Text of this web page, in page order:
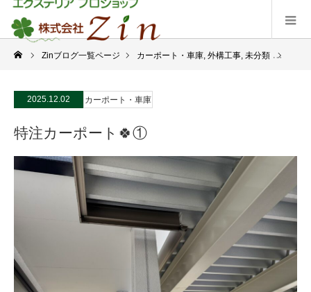
Zinブログ一覧ページ カーポート・車庫, 外構工事, 未分類
2025.12.02 カーポート・車庫
特注カーポート🍀①